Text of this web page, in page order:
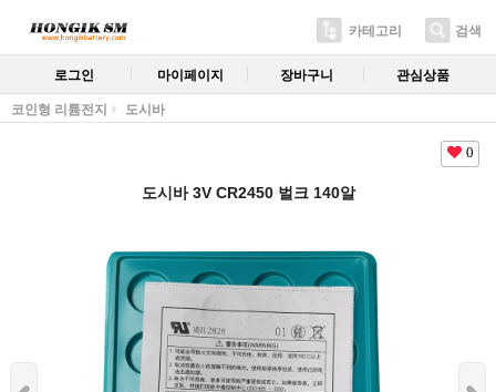
카테고리 검색
로그인 마이페이지 장바구니 관심상품
코인형 리튬전지 도시바
0
도시바 3V CR2450 벌크 140알